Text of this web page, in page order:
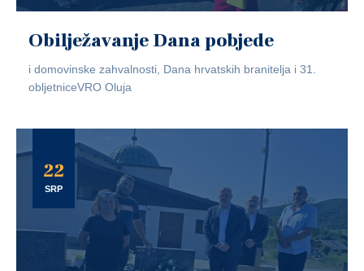
Obilježavanje Dana pobjede
i domovinske zahvalnosti, Dana hrvatskih branitelja i 31.
obljetniceVRO Oluja
22
SRP